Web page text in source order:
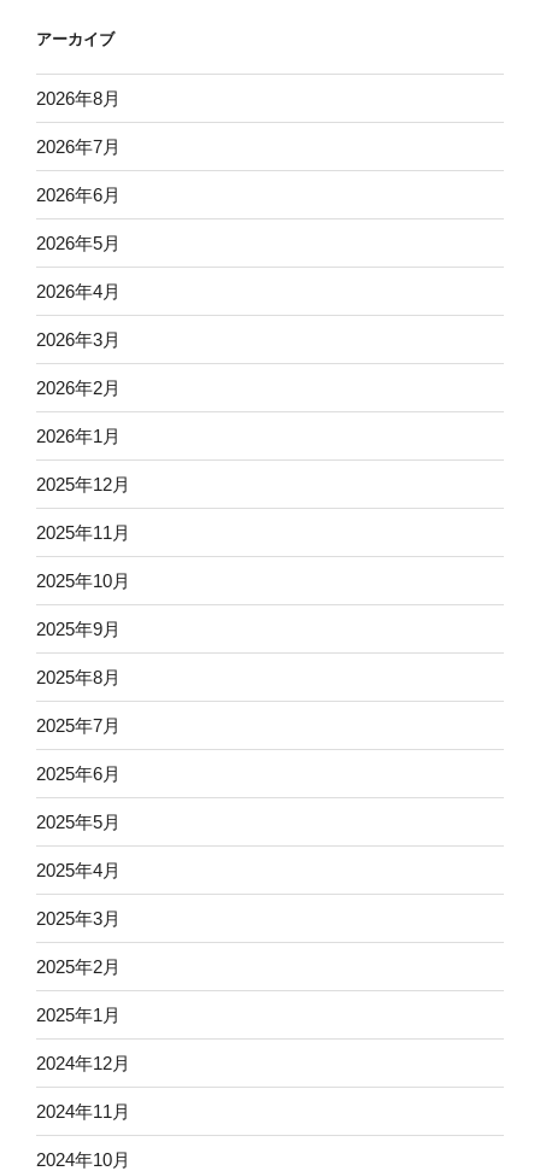
アーカイブ
2026年8月
2026年7月
2026年6月
2026年5月
2026年4月
2026年3月
2026年2月
2026年1月
2025年12月
2025年11月
2025年10月
2025年9月
2025年8月
2025年7月
2025年6月
2025年5月
2025年4月
2025年3月
2025年2月
2025年1月
2024年12月
2024年11月
2024年10月